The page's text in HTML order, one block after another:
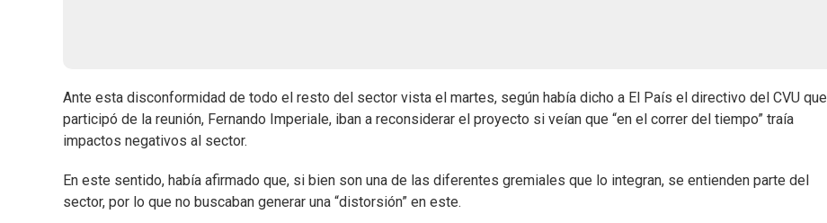
Ante esta disconformidad de todo el resto del sector vista el martes, según había dicho a El País el directivo del CVU que
participó de la reunión, Fernando Imperiale, iban a reconsiderar el proyecto si veían que “en el correr del tiempo” traía
impactos negativos al sector.
En este sentido, había afirmado que, si bien son una de las diferentes gremiales que lo integran, se entienden parte del
sector, por lo que no buscaban generar una “distorsión” en este.